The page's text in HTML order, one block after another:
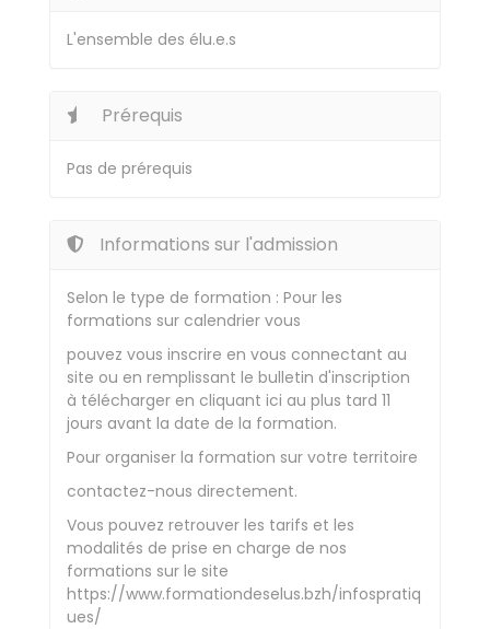
L'ensemble des élu.e.s
Prérequis
Pas de prérequis
Informations sur l'admission
Selon le type de formation : Pour les
formations sur calendrier vous
pouvez vous inscrire en vous connectant au
site ou en remplissant le bulletin d'inscription
à télécharger en cliquant ici au plus tard 11
jours avant la date de la formation.
Pour organiser la formation sur votre territoire
contactez-nous directement.
Vous pouvez retrouver les tarifs et les
modalités de prise en charge de nos
formations sur le site
https://www.formationdeselus.bzh/infospratiq
ues/